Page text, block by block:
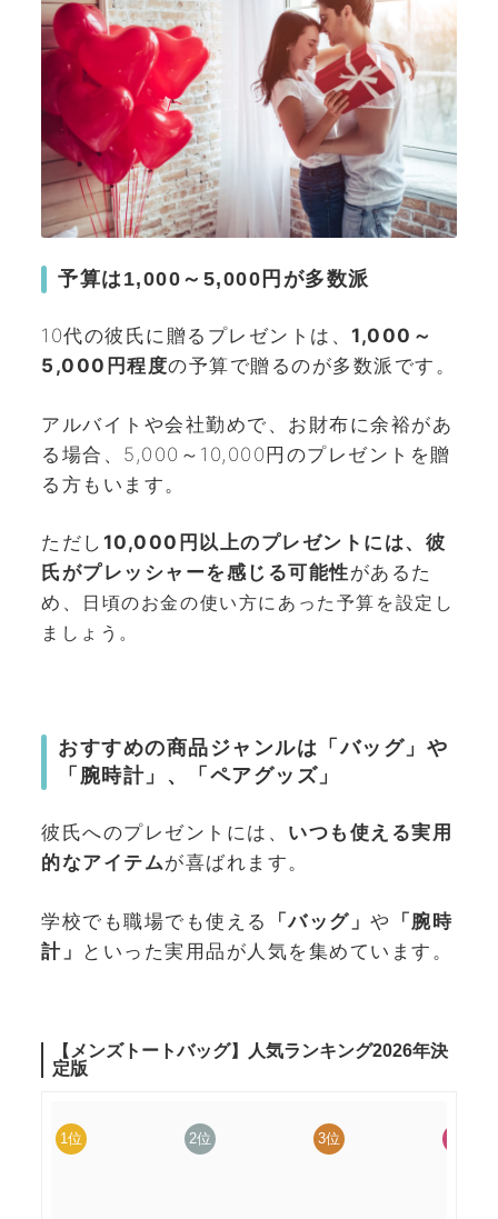
予算は1,000～5,000円が多数派
10代の彼氏に贈るプレゼントは、 1,000～
5,000円程度の予算で贈るのが多数派です。
アルバイトや会社勤めで、お財布に余裕があ
る場合、5,000～10,000円のプレゼントを贈
る方もいます。
ただし 10,000円以上のプレゼントには、彼
氏がプレッシャーを感じる可能性があるた
め、 日頃のお金の使い方にあった予算を設定し
ましょう。
おすすめの商品ジャンルは「バッグ」や
「腕時計」、「ペアグッズ」
彼氏へのプレゼントには、 いつも使える実用
的なアイテムが喜ばれます。
学校でも職場でも使える 「バッグ」 や
「腕時
計」
といった実用品が人気を集めています。